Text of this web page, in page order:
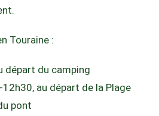
Touraine :
départ du camping
au départ de la Plage
pont